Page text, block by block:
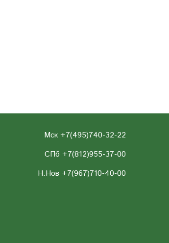
Мск +7(495)740-32-22
СПб +7(812)955-37-00
Н.Нов +7(967)710-40-00